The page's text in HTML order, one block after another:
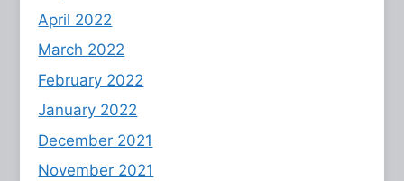
April 2022
March 2022
February 2022
January 2022
December 2021
November 2021